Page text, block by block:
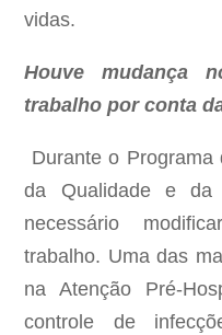
vidas.
Houve mudança
trabalho por conta
Durante o
da Qualidade e da
necessário
trabalho. Uma das
na Atenção Pré-
controle de